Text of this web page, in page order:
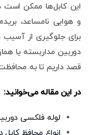
این کابل‌ها ممکن
و هوایی نامساعد،
برای جلوگیری از آسیب
دوربین مداربسته یا
قصد داریم تا به
در این مقاله می‌خوانید:
لوله فلکسی
انواع محافظ